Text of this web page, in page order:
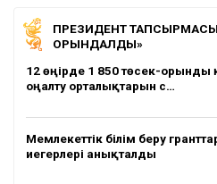
ПРЕЗИДЕНТ
ОРЫНДАЛДЫ»
12 өңірде 1 850 төсек-орынды
оңалту орталықтарын с…
Мемлекеттік білім беру
иегерлері анықталды